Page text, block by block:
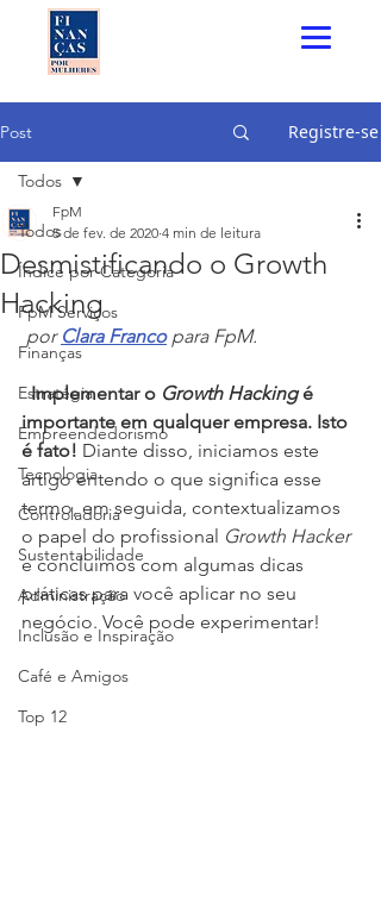
Post Registre-se
Todos
Índice por Categoria
FpM Serviços
Finanças
Estratégia
Empreendedorismo
Tecnologia
Controladoria
Sustentabilidade
Administração
Inclusão e Inspiração
Café e Amigos
Top 12
Todos
Desmistificando o Growth
Hacking
FpM
5 de fev. de 2020 4 min de leitura
por Clara Franco para FpM.
  Implementar o
Growth Hacking é
importante em qualquer empresa. Isto
é fato! Diante disso, iniciamos este
artigo entendo o que significa esse
termo, em seguida, contextualizamos
o papel do profissional Growth Hacker
e concluímos com algumas dicas
práticas para você aplicar no seu
negócio. Você pode experimentar!